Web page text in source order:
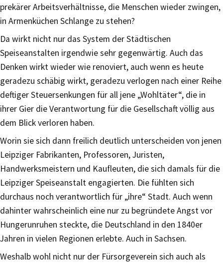
prekärer Arbeitsverhältnisse, die Menschen wieder zwingen,
in Armenküchen Schlange zu stehen?
Da wirkt nicht nur das System der Städtischen
Speiseanstalten irgendwie sehr gegenwärtig. Auch das
Denken wirkt wieder wie renoviert, auch wenn es heute
geradezu schäbig wirkt, geradezu verlogen nach einer Reihe
deftiger Steuersenkungen für all jene „Wohltäter“, die in
ihrer Gier die Verantwortung für die Gesellschaft völlig aus
dem Blick verloren haben.
Worin sie sich dann freilich deutlich unterscheiden von jenen
Leipziger Fabrikanten, Professoren, Juristen,
Handwerksmeistern und Kaufleuten, die sich damals für die
Leipziger Speiseanstalt engagierten. Die fühlten sich
durchaus noch verantwortlich für „ihre“ Stadt. Auch wenn
dahinter wahrscheinlich eine nur zu begründete Angst vor
Hungerunruhen steckte, die Deutschland in den 1840er
Jahren in vielen Regionen erlebte. Auch in Sachsen.
Weshalb wohl nicht nur der Fürsorgeverein sich auch als